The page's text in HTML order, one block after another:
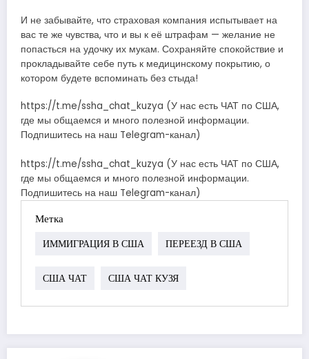
И не забывайте, что страховая компания испытывает на
вас те же чувства, что и вы к её штрафам — желание не
попасться на удочку их мукам. Сохраняйте спокойствие и
прокладывайте себе путь к медицинскому покрытию, о
котором будете вспоминать без стыда!
https://t.me/ssha_chat_kuzya (У нас есть ЧАТ по США,
где мы общаемся и много полезной информации.
Подпишитесь на наш Telegram-канал)
https://t.me/ssha_chat_kuzya (У нас есть ЧАТ по США,
где мы общаемся и много полезной информации.
Подпишитесь на наш Telegram-канал)
Метка
ИММИГРАЦИЯ В США ПЕРЕЕЗД В США
США ЧАТ США ЧАТ КУЗЯ